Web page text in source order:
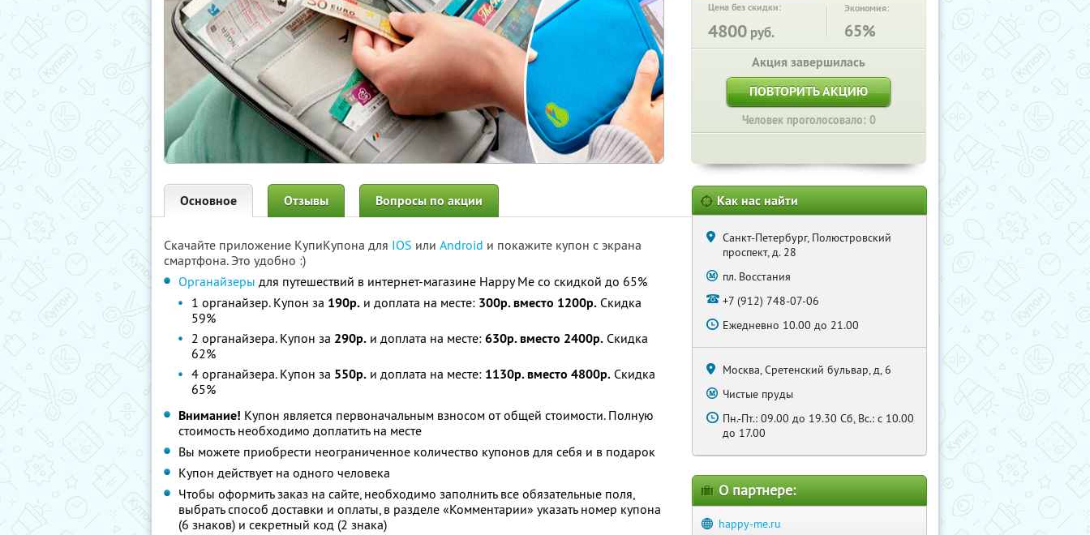
Цена без скидки:
4800 руб.
Экономия:
65%
Акция завершилась
ПОВТОРИТЬ АКЦИЮ
Человек проголосовало: 0
Основное Отзывы Вопросы по акции
Скачайте приложение КупиКупона для IOS или Android и покажите купон с экрана
смартфона. Это удобно :)
Органайзеры для путешествий в интернет-магазине Happy Me со скидкой до 65%
1 органайзер. Купон за 190р. и доплата на месте: 300р. вместо 1200р. Скидка
59%
2 органайзера. Купон за 290р. и доплата на месте: 630р. вместо 2400р. Скидка
62%
4 органайзера. Купон за 550р. и доплата на месте: 1130р. вместо 4800р. Скидка
65%
Внимание! Купон является первоначальным взносом от общей стоимости. Полную
стоимость необходимо доплатить на месте
Вы можете приобрести неограниченное количество купонов для себя и в подарок
Купон действует на одного человека
Чтобы оформить заказ на сайте, необходимо заполнить все обязательные поля,
выбрать способ доставки и оплаты, в разделе «Комментарии» указать номер купона
(6 знаков) и секретный код (2 знака)
Как нас найти
Санкт-Петербург, Полюстровский
проспект, д. 28
пл. Восстания
+7 (912) 748-07-06
Ежедневно 10.00 до 21.00
Москва, Сретенский бульвар, д, 6
Чистые пруды
Пн.-Пт.: 09.00 до 19.30 Cб, Bc.: c 10.00
до 17.00
О партнере:
happy-me.ru